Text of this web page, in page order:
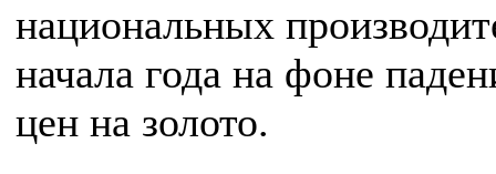
национальных
начала года на фоне
цен на золото.